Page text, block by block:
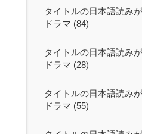
タイトルの日本語読み
ドラマ (84)
タイトルの日本語読み
ドラマ (28)
タイトルの日本語読み
ドラマ (55)